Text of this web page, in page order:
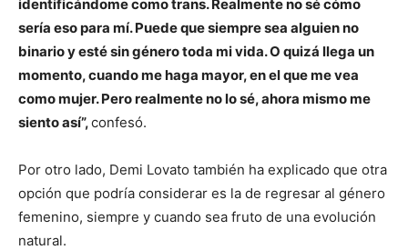
identificándome como trans. Realmente no sé cómo
sería eso para mí. Puede que siempre sea alguien no
binario y esté sin género toda mi vida. O quizá llega un
momento, cuando me haga mayor, en el que me vea
como mujer. Pero realmente no lo sé, ahora mismo me
siento así”,confesó.
Por otro lado, Demi Lovato también ha explicado que otra
opción que podría considerar es la de regresar al género
femenino, siempre y cuando sea fruto de una evolución
natural.